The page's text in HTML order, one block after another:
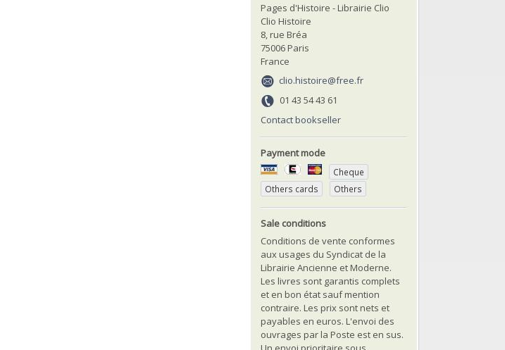
Pages d'Histoire - Librairie Clio
Clio Histoire
8, rue Bréa
75006 Paris
France
clio.histoire@free.fr
01 43 54 43 61
Contact bookseller
Payment mode
Cheque
Others cards
Others
Sale conditions
Conditions de vente conformes
aux usages du Syndicat de la
Librairie Ancienne et Moderne.
Les livres sont garantis complets
et en bon état sauf mention
contraire. Les prix sont nets et
payables en euros. L'envoi des
ouvrages par la Poste est en sus.